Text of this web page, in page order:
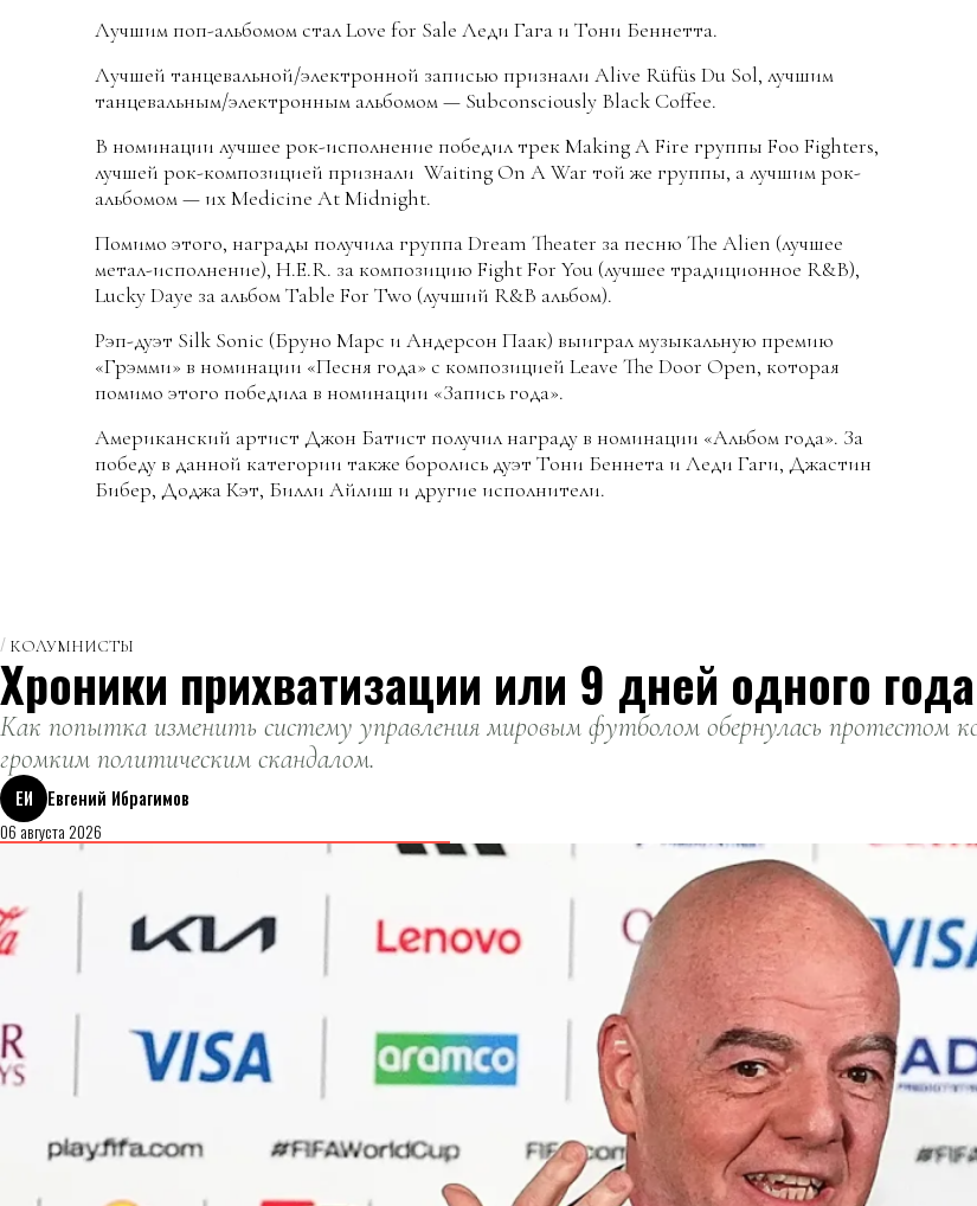
Лучшим поп-альбомом стал Love for Sale Леди Гага и Тони Беннетта.
Лучшей танцевальной/электронной записью признали Alive Rüfüs Du Sol, лучшим
танцевальным/электронным альбомом — Subconsciously Black Coffee.
В номинации лучшее рок-исполнение победил трек Making A Fire группы Foo Fighters,
лучшей рок-композицией признали Waiting On A War той же группы, а лучшим рок-
альбомом — их Medicine At Midnight.
Помимо этого, награды получила группа Dream Theater за песню The Alien (лучшее
метал-исполнение), H.E.R. за композицию Fight For You (лучшее традиционное R&B),
Lucky Daye за альбом Table For Two (лучший R&B альбом).
Рэп-дуэт Silk Sonic (Бруно Марс и Андерсон Паак) выиграл музыкальную премию
«Грэмми» в номинации «Песня года» с композицией Leave The Door Open, которая
помимо этого победила в номинации «Запись года».
Американский артист Джон Батист получил награду в номинации «Альбом года». За
победу в данной категории также боролись дуэт Тони Беннета и Леди Гаги, Джастин
Бибер, Доджа Кэт, Билли Айлиш и другие исполнители.
КОЛУМНИСТЫ
Хроники прихватизации или 9 дней одного года
Как попытка изменить систему управления мировым футболом обернулась протестом
громким политическим скандалом.
ЕИ
Евгений Ибрагимов
06 августа 2026